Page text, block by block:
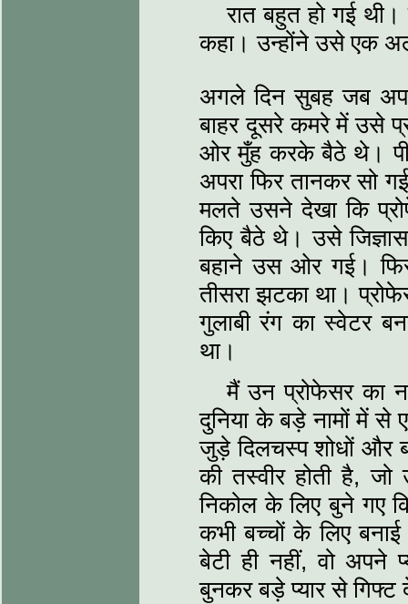
रात बहुत हो गई
कहा। उन्‍होंने उसे एक
अगले दिन सुबह जब
बाहर दूसरे कमरे में उसे
ओर मुँह करके बैठे थे।
अपरा फिर तानकर सो
मलते उसने देखा कि
किए बैठे थे। उसे
बहाने उस ओर गई।
तीसरा झटका था।
गुलाबी रंग का स्‍वेटर
था।
मैं उन प्रोफेसर का
दुनिया के बड़े नामों में
जुड़े दिलचस्‍प शोधों और
की तस्‍वीर होती है,
निकोल के लिए बुने गए
कभी बच्‍चों के लिए
बेटी ही नहीं, वो अपने
बुनकर बड़े प्‍यार से